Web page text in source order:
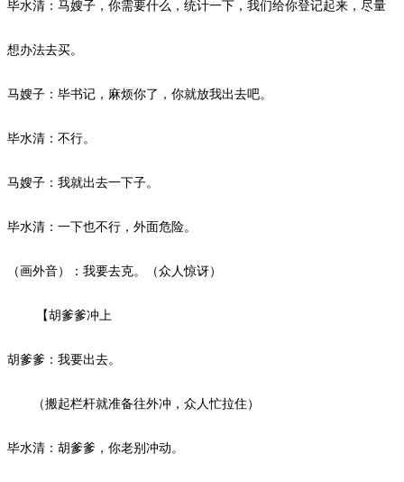
毕水清：马嫂子，你需要什么，统计一下，我们给你登记起来，尽量
想办法去买。
马嫂子：毕书记，麻烦你了，你就放我出去吧。
毕水清：不行。
马嫂子：我就出去一下子。
毕水清：一下也不行，外面危险。
（画外音）：我要去克。（众人惊讶）
【胡爹爹冲上
胡爹爹：我要出去。
（搬起栏杆就准备往外冲，众人忙拉住）
毕水清：胡爹爹，你老别冲动。